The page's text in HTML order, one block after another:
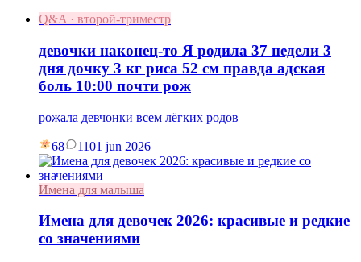
Q&A · второй-триместр
девочки наконец-то Я родила 37 недели 3
дня дочку 3 кг риса 52 см правда адская
боль 10:00 почти рож
рожала девчонки всем лёгких родов
68 1101 jun 2026
Имена для малыша
Имена для девочек 2026: красивые и редкие
со значениями